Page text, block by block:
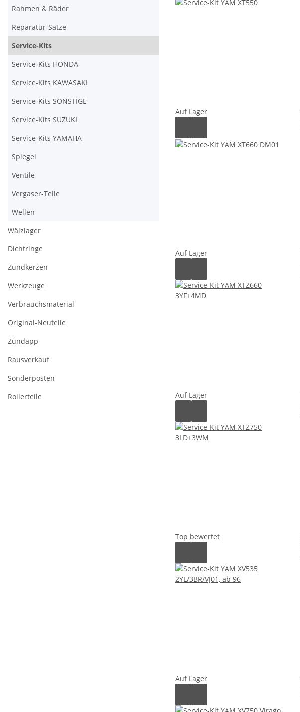
Auf Lager
Auf Lager
Auf Lager
Top bewertet
Auf Lager
Rahmen & Räder
Reparatur-Sätze
Service-Kits
Service-Kits HONDA
Service-Kits KAWASAKI
Service-Kits SONSTIGE
Service-Kits SUZUKI
Service-Kits YAMAHA
Spiegel
Ventile
Vergaser-Teile
Wellen
Wälzlager
Dichtringe
Zündkerzen
Werkzeuge
Verbrauchsmaterial
Original-Neuteile
Zündapp
Rausverkauf
Sonderposten
Rollerteile